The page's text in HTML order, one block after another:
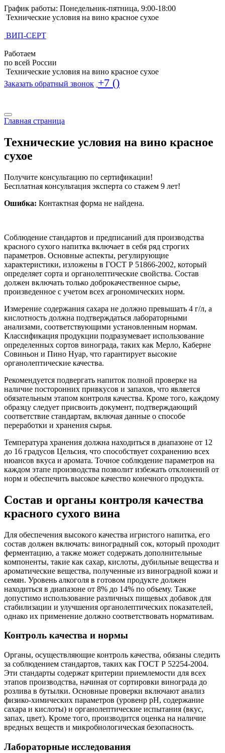
График работы: Понедельник-пятница, 9:00-18:00
Технические условия на вино красное сухое
ВИП-СЕРТ
Работаем
по всей России
Технические условия на вино красное сухое
Заказать обратный звонок +7 ()
Главная страница
Технические условия на вино красное
сухое
Получите консультацию по сертификации!
Бесплатная консультация эксперта со стажем 9 лет!
Ошибка: Контактная форма не найдена.
Соблюдение стандартов и предписаний для производства
красного сухого напитка включает в себя ряд строгих
параметров. Основные аспекты, регулирующие
характеристики, изложены в ГОСТ Р 51866-2002, который
определяет сорта и органолептические свойства. Состав
должен включать только доброкачественное сырье,
произведенное с учетом всех агрономических норм.
Измерение содержания сахара не должно превышать 4 г/л, а
кислотность должна подтверждаться лабораторными
анализами, соответствующими установленным нормам.
Классификация продукции подразумевает использование
определенных сортов винограда, таких как Мерло, Каберне
Совиньон и Пино Нуар, что гарантирует высокие
органолептические качества.
Рекомендуется подвергать напиток полной проверке на
наличие посторонних привкусов и запахов, что является
обязательным этапом контроля качества. Кроме того, каждому
образцу следует присвоить документ, подтверждающий
соответствие стандартам, включая данные о способе
переработки и хранения сырья.
Температура хранения должна находиться в диапазоне от 12
до 16 градусов Цельсия, что способствует сохранению всех
нюансов вкуса и аромата. Точное соблюдение параметров на
каждом этапе производства позволит избежать отклонений от
норм и обеспечить высокое качество конечного продукта.
Состав и органы контроля качества
красного сухого вина
Для обеспечения высокого качества игристого напитка, его
состав должен включать: виноградный сок, который проходит
ферментацию, а также может содержать дополнительные
компоненты, такие как сахар, кислоты, дубильные вещества и
ароматические вещества, полученные из виноградной кожи и
семян. Уровень алкоголя в готовом продукте должен
находиться в диапазоне от 8% до 14% по объему. Также
допустимо использование различных пищевых добавок для
стабилизации и улучшения органолептических показателей,
однако их применение должно соответствовать нормативам.
Контроль качества и нормы
Органы, осуществляющие контроль качества, обязаны следить
за соблюдением стандартов, таких как ГОСТ Р 52254-2004.
Эти стандарты содержат критерии приемлемости для всех
этапов производства, начиная от сортировки винограда до
розлива в бутылки. Основные проверки включают анализ
физико-химических параметров (уровенp pH, содержание
сахара и кислоты) и органолептические испытания (вкус,
запах, цвет). Кроме того, производится оценка на наличие
вредных веществ и микробиологическая безопасность.
Лабораторные исследования